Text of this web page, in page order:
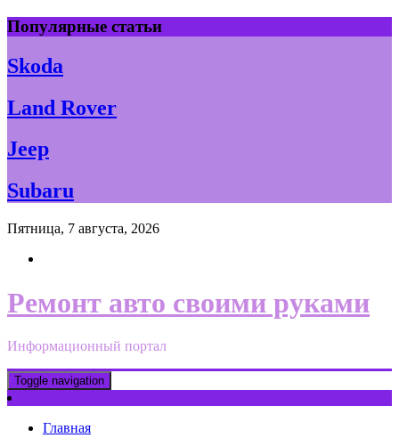
Skip
to
content
Популярные статьи
Skoda
Land Rover
Jeep
Subaru
Пятница, 7 августа, 2026
Ремонт авто своими руками
Информационный портал
Toggle navigation
Главная